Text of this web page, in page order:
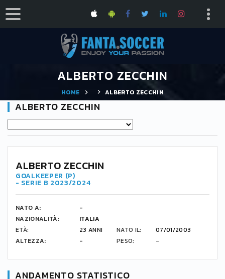
ALBERTO ZECCHIN
HOME ALBERTO ZECCHIN
ALBERTO ZECCHIN
ALBERTO ZECCHIN
GOALKEEPER (P)
- SERIE B 2023/2024
NATO A:
-
NAZIONALITÀ:
ITALIA
ETÀ:
23 ANNI NATO IL:
07/01/2003
ALTEZZA:
- PESO: -
ANDAMENTO STATISTICO